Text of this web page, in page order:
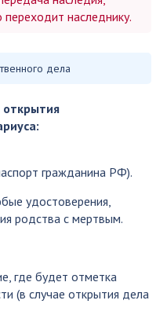
наследнику.
дела
гражданина РФ).
удостоверения,
родства с мертвым.
где будет отметка
(в случае открытия дела